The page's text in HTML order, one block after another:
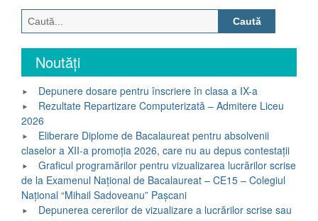
Caută
după:
Noutăți
Depunere dosare pentru înscriere în clasa a IX-a
Rezultate Repartizare Computerizată – Admitere Liceu
2026
Eliberare Diplome de Bacalaureat pentru absolvenii
claselor a XII-a promoția 2026, care nu au depus contestații
Graficul programărilor pentru vizualizarea lucrărilor scrise
de la Examenul Național de Bacalaureat – CE15 – Colegiul
Național “Mihail Sadoveanu” Pașcani
Depunerea cererilor de vizualizare a lucrărilor scrise sau